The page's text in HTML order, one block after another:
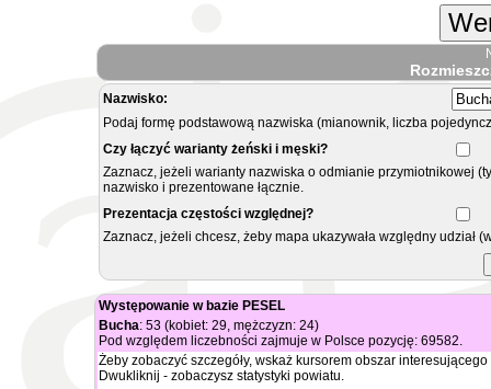
Nazwisko:
Podaj formę podstawową nazwiska (mianownik, liczba
Czy łączyć warianty żeński i męski?
Zaznacz, jeżeli warianty nazwiska o odmianie przymiotnikowej
nazwisko i prezentowane łącznie.
Prezentacja częstości względnej?
Zaznacz, jeżeli chcesz, żeby mapa ukazywała względny
Występowanie w bazie PESEL
Bucha: 53 (kobiet: 29, mężczyzn: 24)
Pod względem liczebności zajmuje w Polsce pozycję: 69582.
Żeby zobaczyć szczegóły, wskaż kursorem obszar
Dwukliknij - zobaczysz statystyki powiatu.